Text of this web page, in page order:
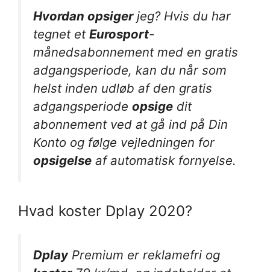
Hvordan opsigerjeg? Hvis du har
tegnet et Eurosport-
månedsabonnement med en gratis
adgangsperiode, kan du når som
helst inden udløb af den gratis
adgangsperiode opsige dit
abonnement ved at gå ind på Din
Konto og følge vejledningen for
opsigelse af automatisk fornyelse.
Hvad koster Dplay 2020?
DplayPremium er reklamefri og